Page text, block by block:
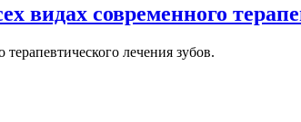
видах современного
лечения зубов.